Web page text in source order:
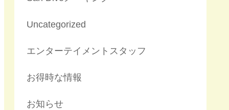
Uncategorized
エンターテイメントスタッフ
お得時な情報
お知らせ